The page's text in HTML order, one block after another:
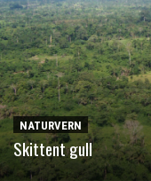
NATURVERN
Skittent gull